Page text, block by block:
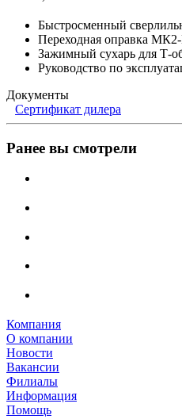
Быстросменный
Переходная оправка
Зажимный сухарь для Т-
Руководство по
Документы
Сертификат дилера
Ранее вы смотрели
Компания
О компании
Новости
Вакансии
Филиалы
Информация
Помощь